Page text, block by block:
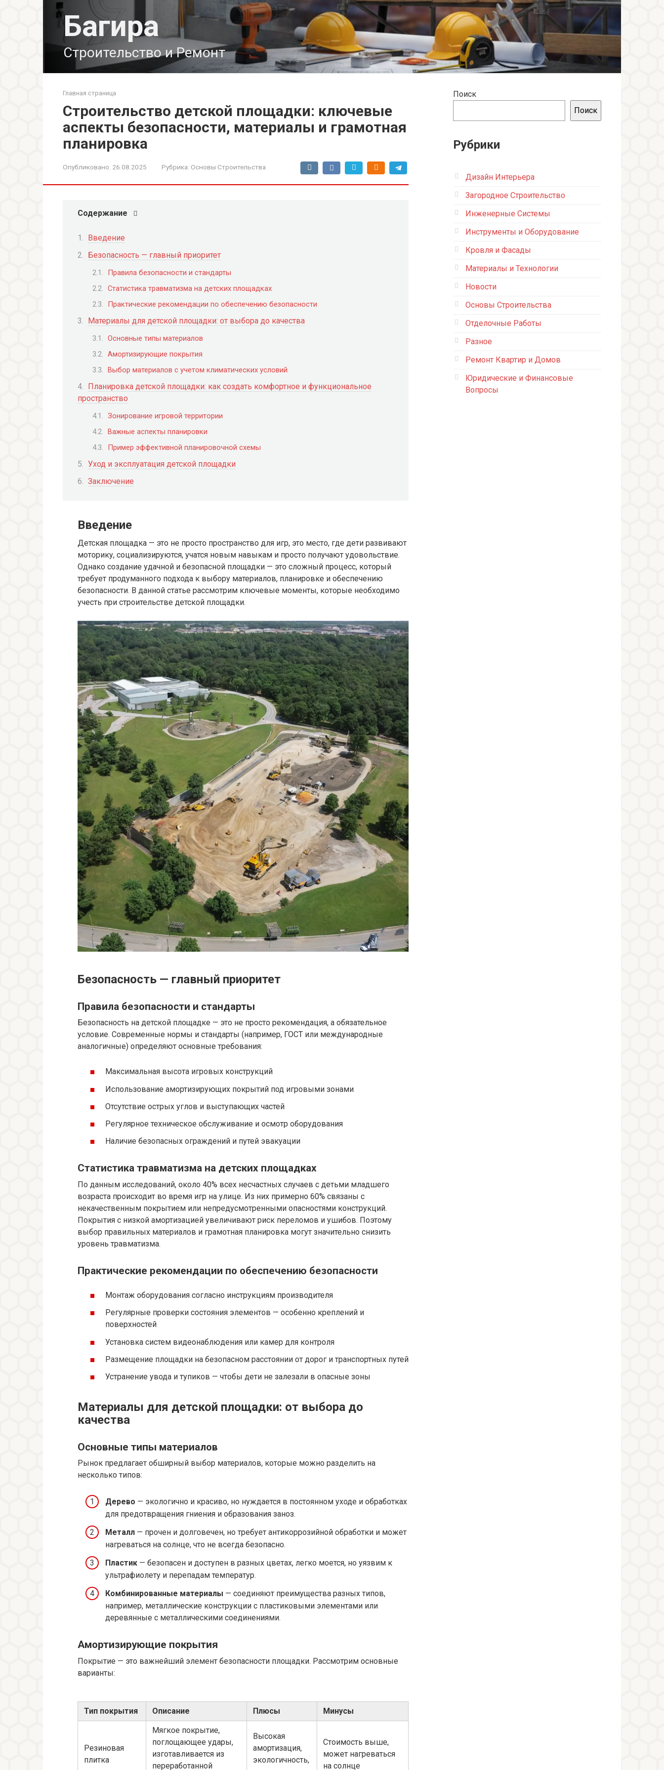
Багира
Строительство и Ремонт
Главная страница
Строительство детской площадки: ключевые
аспекты безопасности, материалы и грамотная
планировка
Опубликовано: 26.08.2025 Рубрика: Основы Строительства
Содержание
Введение
Безопасность — главный приоритет
Правила безопасности и стандарты
Статистика травматизма на детских площадках
Практические рекомендации по обеспечению безопасности
Материалы для детской площадки: от выбора до качества
Основные типы материалов
Амортизирующие покрытия
Выбор материалов с учетом климатических условий
Планировка детской площадки: как создать комфортное и функциональное
пространство
Зонирование игровой территории
Важные аспекты планировки
Пример эффективной планировочной схемы
Уход и эксплуатация детской площадки
Заключение
Введение
Детская площадка — это не просто пространство для игр, это место, где дети развивают
моторику, социализируются, учатся новым навыкам и просто получают удовольствие.
Однако создание удачной и безопасной площадки — это сложный процесс, который
требует продуманного подхода к выбору материалов, планировке и обеспечению
безопасности. В данной статье рассмотрим ключевые моменты, которые необходимо
учесть при строительстве детской площадки.
Безопасность — главный приоритет
Правила безопасности и стандарты
Безопасность на детской площадке — это не просто рекомендация, а обязательное
условие. Современные нормы и стандарты (например, ГОСТ или международные
аналогичные) определяют основные требования:
Максимальная высота игровых конструкций
Использование амортизирующих покрытий под игровыми зонами
Отсутствие острых углов и выступающих частей
Регулярное техническое обслуживание и осмотр оборудования
Наличие безопасных ограждений и путей эвакуации
Статистика травматизма на детских площадках
По данным исследований, около 40% всех несчастных случаев с детьми младшего
возраста происходит во время игр на улице. Из них примерно 60% связаны с
некачественным покрытием или непредусмотренными опасностями конструкций.
Покрытия с низкой амортизацией увеличивают риск переломов и ушибов. Поэтому
выбор правильных материалов и грамотная планировка могут значительно снизить
уровень травматизма.
Практические рекомендации по обеспечению безопасности
Монтаж оборудования согласно инструкциям производителя
Регулярные проверки состояния элементов — особенно креплений и
поверхностей
Установка систем видеонаблюдения или камер для контроля
Размещение площадки на безопасном расстоянии от дорог и транспортных путей
Устранение увода и тупиков — чтобы дети не залезали в опасные зоны
Материалы для детской площадки: от выбора до
качества
Основные типы материалов
Рынок предлагает обширный выбор материалов, которые можно разделить на
несколько типов:
Дерево — экологично и красиво, но нуждается в постоянном уходе и обработках
для предотвращения гниения и образования заноз.
Металл — прочен и долговечен, но требует антикоррозийной обработки и может
нагреваться на солнце, что не всегда безопасно.
Пластик — безопасен и доступен в разных цветах, легко моется, но уязвим к
ультрафиолету и перепадам температур.
Комбинированные материалы — соединяют преимущества разных типов,
например, металлические конструкции с пластиковыми элементами или
деревянные с металлическими соединениями.
Амортизирующие покрытия
Покрытие — это важнейший элемент безопасности площадки. Рассмотрим основные
варианты:
Тип покрытия Описание Плюсы Минусы
Резиновая
плитка
Мягкое покрытие,
поглощающее удары,
изготавливается из
переработанной
Высокая
амортизация,
экологичность,
Стоимость выше,
может нагреваться
на солнце
Поиск
Поиск
Рубрики
Дизайн Интерьера
Загородное Строительство
Инженерные Системы
Инструменты и Оборудование
Кровля и Фасады
Материалы и Технологии
Новости
Основы Строительства
Отделочные Работы
Разное
Ремонт Квартир и Домов
Юридические и Финансовые
Вопросы